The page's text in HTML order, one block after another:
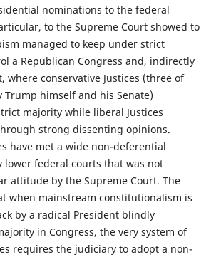
nominations to the federal
to the Supreme Court showed to
managed to keep under strict
a Republican Congress and, indirectly
where conservative Justices (three of
himself and his Senate)
majority while liberal Justices
strong dissenting opinions.
have met a wide non-deferential
lower federal courts that was not
attitude by the Supreme Court. The
when mainstream constitutionalism is
by a radical President blindly
in Congress, the very system of
requires the judiciary to adopt a non-